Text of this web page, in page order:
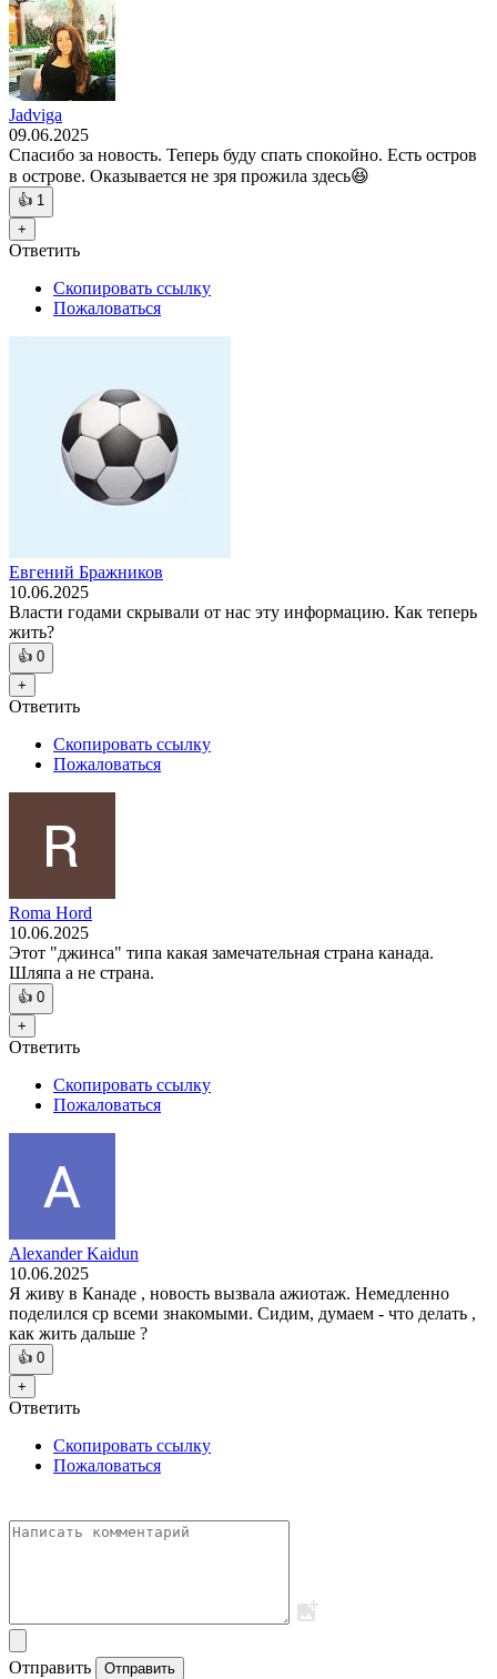
Jadviga
09.06.2025
Спасибо за новость. Теперь буду спать спокойно. Есть остров
в острове. Оказывается не зря прожила здесь😆
👍 1
+
Ответить
Скопировать ссылку
Пожаловаться
Евгений Бражников
10.06.2025
Власти годами скрывали от нас эту информацию. Как теперь
жить?
👍 0
+
Ответить
Скопировать ссылку
Пожаловаться
Roma Hord
10.06.2025
Этот "джинса" типа какая замечательная страна канада.
Шляпа а не страна.
👍 0
+
Ответить
Скопировать ссылку
Пожаловаться
Alexander Kaidun
10.06.2025
Я живу в Канаде , новость вызвала ажиотаж. Немедленно
поделился ср всеми знакомыми. Сидим, думаем - что делать ,
как жить дальше ?
👍 0
+
Ответить
Скопировать ссылку
Пожаловаться
Отправить Отправить